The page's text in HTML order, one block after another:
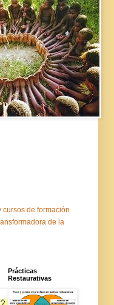
cursos de formación
de la
Prácticas
Restaurativas